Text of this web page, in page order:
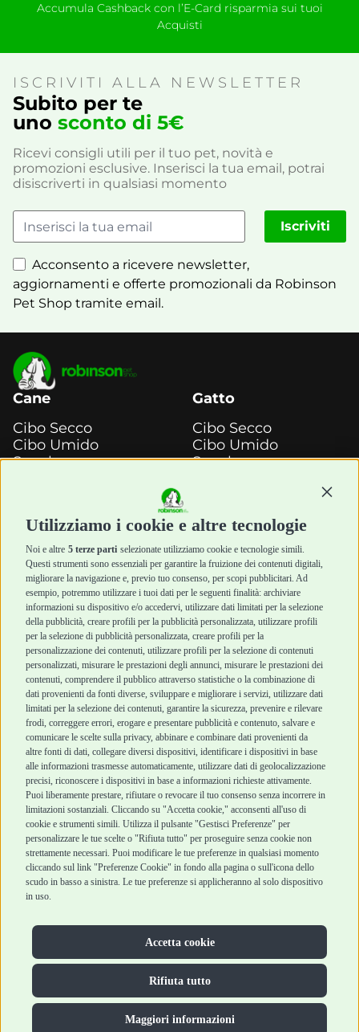
Utilizziamo i cookie e altre tecnologie
Noi e altre 5 terze parti selezionate utilizziamo cookie e tecnologie simili.
Questi strumenti sono essenziali per garantire la fruizione dei contenuti digitali,
migliorare la navigazione e, previo tuo consenso, per scopi pubblicitari. Ad
esempio, potremmo utilizzare i tuoi dati per le seguenti finalità: archiviare
informazioni su dispositivo e/o accedervi, utilizzare dati limitati per la selezione
della pubblicità, creare profili per la pubblicità personalizzata, utilizzare profili
per la selezione di pubblicità personalizzata, creare profili per la
personalizzazione dei contenuti, utilizzare profili per la selezione di contenuti
personalizzati, misurare le prestazioni degli annunci, misurare le prestazioni dei
contenuti, comprendere il pubblico attraverso statistiche o la combinazione di
dati provenienti da fonti diverse, sviluppare e migliorare i servizi, utilizzare dati
limitati per la selezione dei contenuti, garantire la sicurezza, prevenire e rilevare
frodi, correggere errori, erogare e presentare pubblicità e contenuto, salvare e
comunicare le scelte sulla privacy, abbinare e combinare dati provenienti da
altre fonti di dati, collegare diversi dispositivi, identificare i dispositivi in base
alle informazioni trasmesse automaticamente, utilizzare dati di geolocalizzazione
precisi, riconoscere i dispositivi in base a informazioni richieste attivamente.
Puoi liberamente prestare, rifiutare o revocare il tuo consenso senza incorrere in
limitazioni sostanziali. Cliccando su "Accetta cookie," acconsenti all'uso di
cookie e strumenti simili. Utilizza il pulsante "Gestisci Preferenze" per
personalizzare le tue scelte o "Rifiuta tutto" per proseguire senza cookie non
strettamente necessari. Puoi modificare le tue preferenze in qualsiasi momento
cliccando sul link "Preferenze Cookie" in fondo alla pagina o sull'icona dello
scudo in basso a sinistra. Le tue preferenze si applicheranno al solo dispositivo
in uso.
Accetta cookie
Rifiuta tutto
Maggiori informazioni
Accumula Cashback con l’E-Card risparmia sui tuoi
Acquisti
ISCRIVITI ALLA NEWSLETTER
Subito per te
uno sconto di 5€
Ricevi consigli utili per il tuo pet, novità e
promozioni esclusive. Inserisci la tua email, potrai
disiscriverti in qualsiasi momento
Acconsento a ricevere newsletter,
aggiornamenti e offerte promozionali da Robinson
Pet Shop tramite email.
Iscriviti
Cane
Cibo Secco
Cibo Umido
Snack e
Igiene e Pulizia
Accessori
Cani Mini
Top Quality
Gatto
Cibo Secco
Cibo Umido
Snack e
Igiene e Pulizia
Accessori
Top Quality
Robinson Pet Shop
Chi siamo
Punti vendita
Marchi
Blog
Assistenza Robinson
Pet Shop
Offerte
Promozioni
Recensioni Feedaty
Acquisti sicuri
Termini e condizioni
di vendita
Cashback
Metodi di
pagamento
Recesso e Reso
Spedizioni
Robinson Pet Shop S.r.l.
Via V. Giovanni Schiaparelli, 21 – 47122 Forlì (FC)
P.iva 04095130409 | REA: FO 329541
info@robinsonpetshop.it | Tel. 0543 096850
Copyright © 2025 Robinsonpetshop.it s.r.l. – Tutti i diritti
Privacy Policy|Cookie Policy